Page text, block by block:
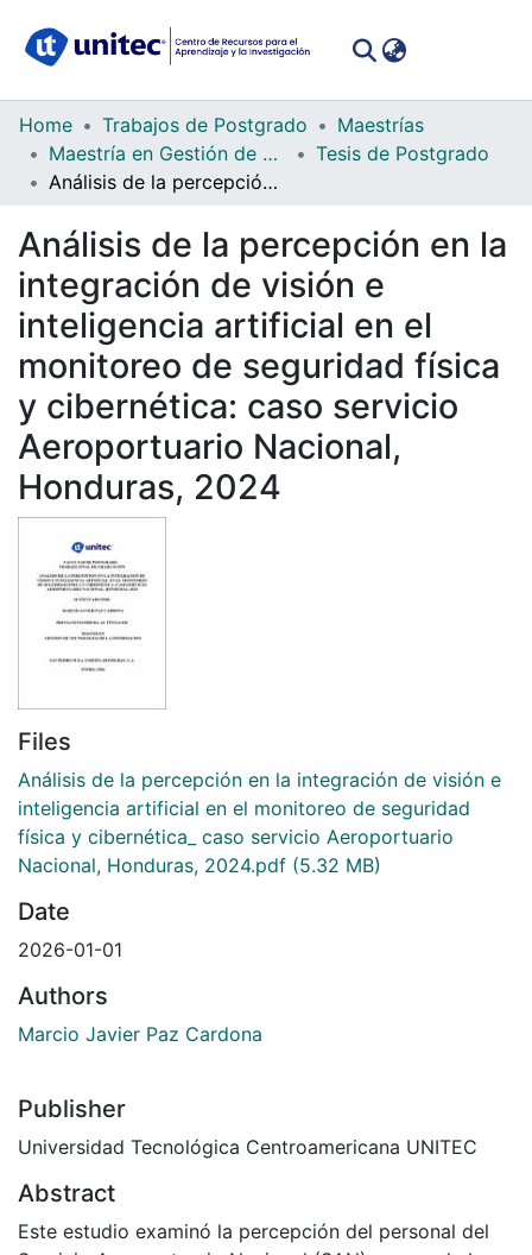
Communities
Collections
All of DSpace
Statistics
Home Trabajos de Postgrado
Maestrías
Maestría en Gestión de Tecnologías de la Información
Tesis de Postgrado
Análisis de la percepción en la integración de visión e inteligencia artificial en el monitoreo de seguridad física y cibernética: caso servicio Aeroportuario Nacional, Honduras, 2024
Análisis de la percepción en la
integración de visión e
inteligencia artificial en el
monitoreo de seguridad física
y cibernética: caso servicio
Aeroportuario Nacional,
Honduras, 2024
Files
Análisis de la percepción en la integración de visión e
inteligencia artificial en el monitoreo de seguridad
física y cibernética_ caso servicio Aeroportuario
Nacional, Honduras, 2024.pdf (5.32 MB)
Date
2026-01-01
Authors
Marcio Javier Paz Cardona
Publisher
Universidad Tecnológica Centroamericana UNITEC
Abstract
Este estudio examinó la percepción del personal del